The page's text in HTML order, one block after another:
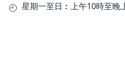
星期一至日︰上午10時至晚